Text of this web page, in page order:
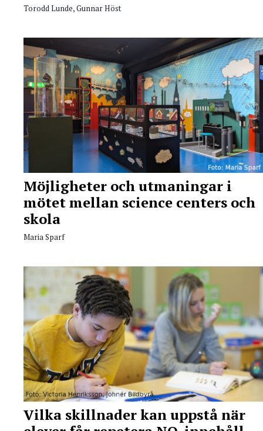
Torodd Lunde, Gunnar Höst
Möjligheter och utmaningar i
mötet mellan science centers och
skola
Maria Sparf
Vilka skillnader kan uppstå när